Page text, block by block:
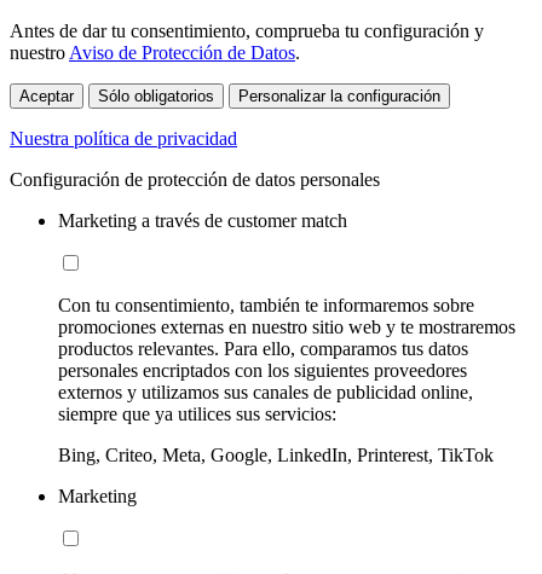
Antes de dar tu consentimiento, comprueba tu configuración y
nuestro Aviso de Protección de Datos.
Aceptar Sólo obligatorios Personalizar la configuración
Nuestra política de privacidad
Configuración de protección de datos personales
Marketing a través de customer match
Con tu consentimiento, también te informaremos sobre
promociones externas en nuestro sitio web y te mostraremos
productos relevantes. Para ello, comparamos tus datos
personales encriptados con los siguientes proveedores
externos y utilizamos sus canales de publicidad online,
siempre que ya utilices sus servicios:
Bing, Criteo, Meta, Google, LinkedIn, Printerest, TikTok
Marketing